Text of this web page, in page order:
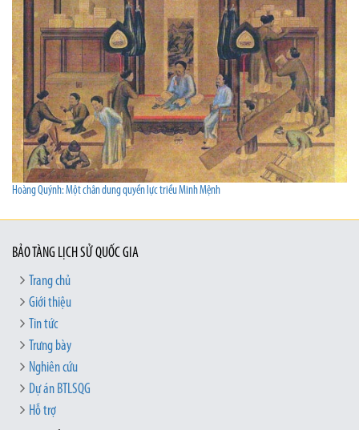
Hoàng Quýnh: Một chân dung quyền lực triều Minh Mệnh
BẢO TÀNG LỊCH SỬ QUỐC GIA
Trang chủ
Giới thiệu
Tin tức
Trưng bày
Nghiên cứu
Dự án BTLSQG
Hỗ trợ